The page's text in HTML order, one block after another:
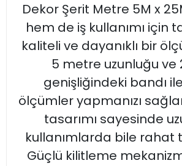
Dekor Şerit Metre 5M x
hem de iş kullanımı için
kaliteli ve dayanıklı bir
5 metre uzunluğu ve
genişliğindeki bandı
ölçümler yapmanızı
tasarımı sayesinde
kullanımlarda bile rahat
Güçlü kilitleme